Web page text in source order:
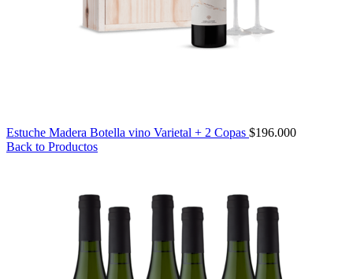
Estuche Madera Botella vino Varietal + 2 Copas $196.000
Back to Productos